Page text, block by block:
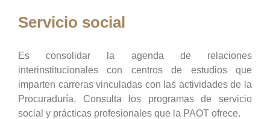
Servicio social
Es consolidar la agenda de relaciones
interinstitucionales con centros de estudios que
imparten carreras vinculadas con las actividades de la
Procuraduría, Consulta los programas de servicio
social y prácticas profesionales que la PAOT ofrece.